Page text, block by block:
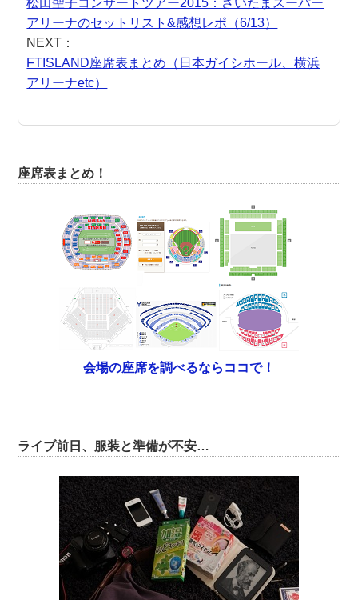
松田聖子コンサートツアー2015：さいたまスーパー
アリーナのセットリスト&感想レポ（6/13）
NEXT：
FTISLAND座席表まとめ（日本ガイシホール、横浜
アリーナetc）
座席表まとめ！
会場の座席を調べるならココで！
ライブ前日、服装と準備が不安…